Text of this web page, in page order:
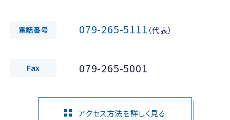
電話番号 079-265-5111 （代表）
Fax 079-265-5001
アクセス方法を詳しく見る